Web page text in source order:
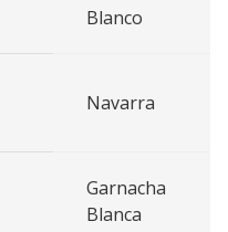
Blanco
Navarra
Garnacha
Blanca